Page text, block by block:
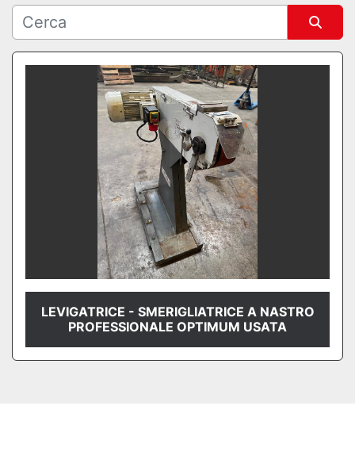
Ordina per
LEVIGATRICE - SMERIGLIATRICE A NASTRO
PROFESSIONALE OPTIMUM USATA